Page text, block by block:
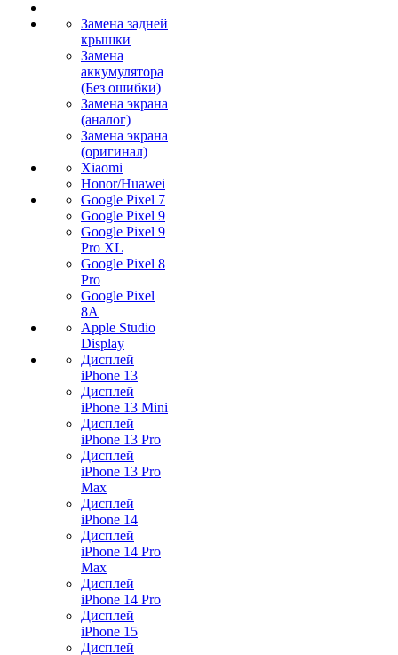
Замена задней
крышки
Замена
аккумулятора
(Без ошибки)
Замена экрана
(аналог)
Замена экрана
(оригинал)
Xiaomi
Honor/Huawei
Google Pixel 7
Google Pixel 9
Google Pixel 9
Pro XL
Google Pixel 8
Pro
Google Pixel
8A
Apple Studio
Display
Дисплей
iPhone 13
Дисплей
iPhone 13 Mini
Дисплей
iPhone 13 Pro
Дисплей
iPhone 13 Pro
Max
Дисплей
iPhone 14
Дисплей
iPhone 14 Pro
Max
Дисплей
iPhone 14 Pro
Дисплей
iPhone 15
Дисплей